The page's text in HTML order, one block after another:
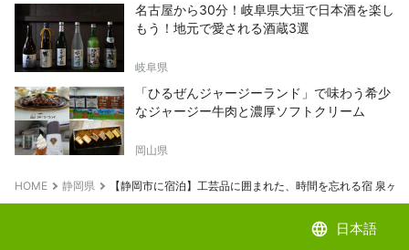
名古屋から30分！岐阜県大垣で日本酒を楽し
もう！地元で愛される酒蔵3選
岐阜県
「ひるぜんジャージーランド」で味わう希少
なジャージー牛肉と濃厚ソフトクリーム
岡山県
HOME 静岡県 【静岡市に宿泊】工芸品に囲まれた、時間を忘れる宿 泉ヶ
language 日本語